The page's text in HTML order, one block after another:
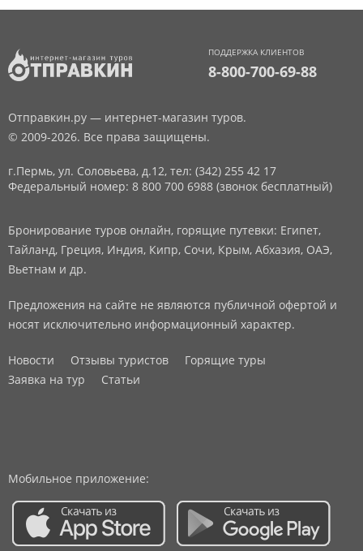
ПОДДЕРЖКА КЛИЕНТОВ
8-800-700-69-88
Отправкин.ру — интернет-магазин туров.
© 2009-2026. Все права защищены.
г.Пермь, ул. Соловьева, д.12, тел: (342) 255 42 17
Федеральный номер: 8 800 700 6988 (звонок бесплатный)
Бронирование туров онлайн, горящие путевки: Египет,
Тайланд, Греция, Индия, Кипр, Сочи, Крым, Абхазия, ОАЭ,
Вьетнам и др.
Предложения на сайте не являются публичной офертой и
носят исключительно информационный характер.
Новости Отзывы туристов
Горящие туры
Заявка на тур
Статьи
Мобильное приложение: